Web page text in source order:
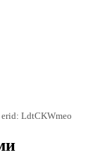
LdtCKWmeo